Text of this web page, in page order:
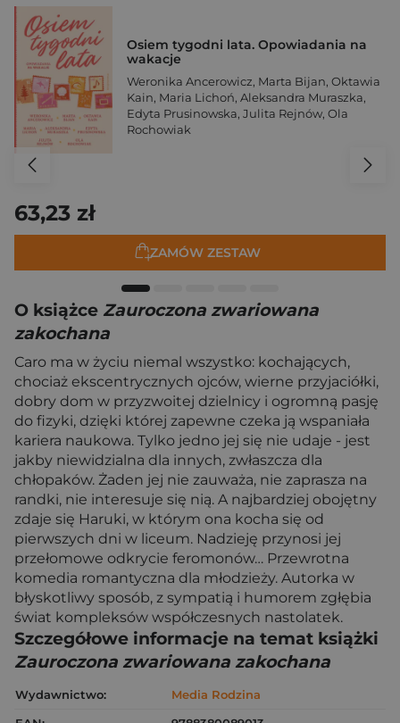
Osiem tygodni lata. Opowiadania na
wakacje
Weronika Ancerowicz, Marta Bijan, Oktawia
Kain, Maria Lichoń, Aleksandra Muraszka,
Edyta Prusinowska, Julita Rejnów, Ola
Rochowiak
63,23 zł
ZAMÓW ZESTAW
O książce Zauroczona zwariowana
zakochana
Caro ma w życiu niemal wszystko: kochających,
chociaż ekscentrycznych ojców, wierne przyjaciółki,
dobry dom w przyzwoitej dzielnicy i ogromną pasję
do fizyki, dzięki której zapewne czeka ją wspaniała
kariera naukowa. Tylko jedno jej się nie udaje - jest
jakby niewidzialna dla innych, zwłaszcza dla
chłopaków. Żaden jej nie zauważa, nie zaprasza na
randki, nie interesuje się nią. A najbardziej obojętny
zdaje się Haruki, w którym ona kocha się od
pierwszych dni w liceum. Nadzieję przynosi jej
przełomowe odkrycie feromonów… Przewrotna
komedia romantyczna dla młodzieży. Autorka w
błyskotliwy sposób, z sympatią i humorem zgłębia
świat kompleksów współczesnych nastolatek.
Szczegółowe informacje na temat książki
Zauroczona zwariowana zakochana
Wydawnictwo:
Media Rodzina